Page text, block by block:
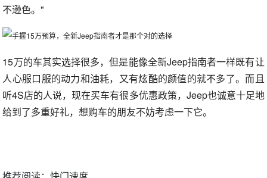
不逊色。"
15万的车其实选择很多，但是能像全新Jeep指南者一样既有让
人心服口服的动力和油耗，又有炫酷的颜值的就不多了。而且
听4S店的人说，现在买车有很多优惠政策，Jeep也诚意十足地
给到了多重好礼，想购车的朋友不妨考虑一下它。